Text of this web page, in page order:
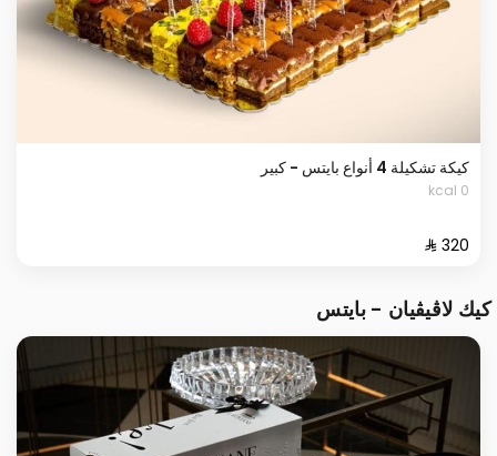
كيكة تشكيلة 4 أنواع بايتس - كبير
0 kcal
كيك لاڤيڤيان - بايتس